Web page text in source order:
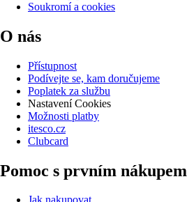
Soukromí a cookies
O nás
Přístupnost
Podívejte se, kam doručujeme
Poplatek za službu
Nastavení Cookies
Možnosti platby
itesco.cz
Clubcard
Pomoc s prvním nákupem